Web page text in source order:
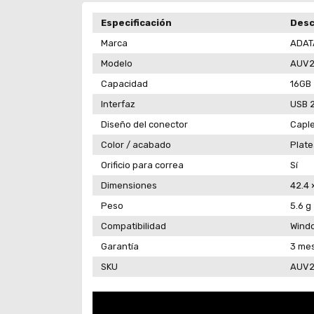
Especificación
Marca
Modelo
Capacidad
16GB
Interfaz
USB
Diseño del conector
Color / acabado
Orificio para correa
Sí
Dimensiones
42.4
Peso
5.6 g
Compatibilidad
Garantía
3
SKU